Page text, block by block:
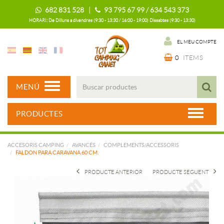
682 831 528 | 93 795 67 99 / 634 543 373
HORARI: De Dilluns a divendres (9:30 - 13:30 / 16:00 - 19:00) Dissabtes (9:30 - 13:30)
EL MEU COMPTE
0 ITEMS
MENÚ
PRODUCTES
ACCESORIS CAMPING AVANCÉS
COMPLEMENTS/ACCESSORIS
FALDON PARA CARAVANA 60 CM.
PRODUCTE SEGUENT
PRODUCTE ANTERIOR